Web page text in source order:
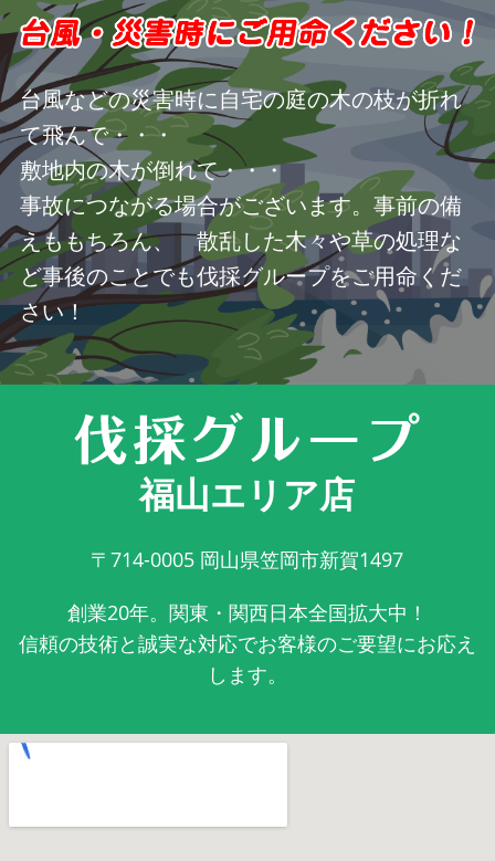
台風などの災害時に自宅の庭の木の枝が折れ
て飛んで・・・
敷地内の木が倒れて・・・
事故につながる場合がございます。事前の備
えももちろん、 散乱した木々や草の処理な
ど事後のことでも伐採グループをご用命くだ
さい！
福山エリア店
〒714-0005 岡山県笠岡市新賀1497
創業20年。関東・関西日本全国拡大中！
信頼の技術と誠実な対応でお客様のご要望にお応え
します。